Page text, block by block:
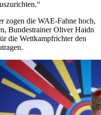
zogen die WAE-Fahne hoch,
Bundestrainer Oliver Haidn
die Wettkampfrichter den